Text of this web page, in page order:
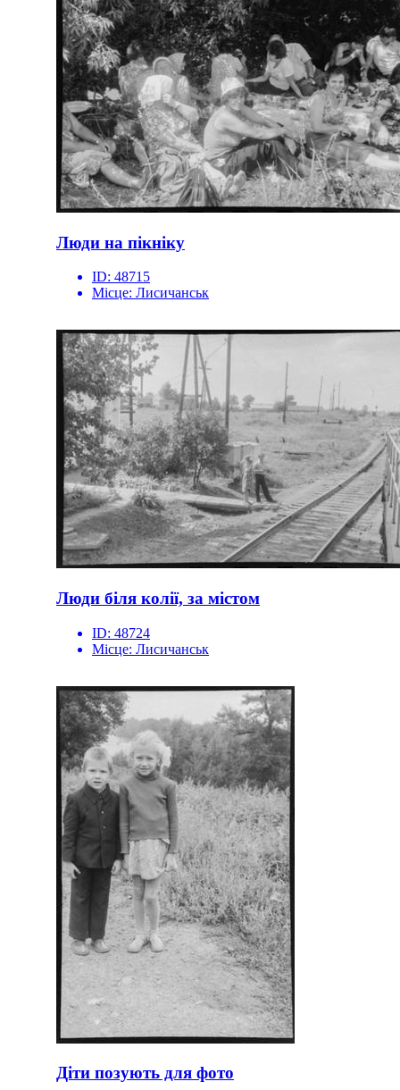
Люди на пікніку
ID: 48715
Місце: Лисичанськ
Люди біля колії, за містом
ID: 48724
Місце: Лисичанськ
Діти позують для фото